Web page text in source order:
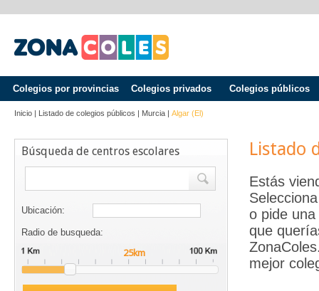
Colegios por provincias Colegios privados Colegios públicos
Inicio | Listado de colegios públicos | Murcia | Algar (el)
Búsqueda de centros escolares
Ubicación:
Radio de busqueda:
Listado
Estás
o pide
que
mejor